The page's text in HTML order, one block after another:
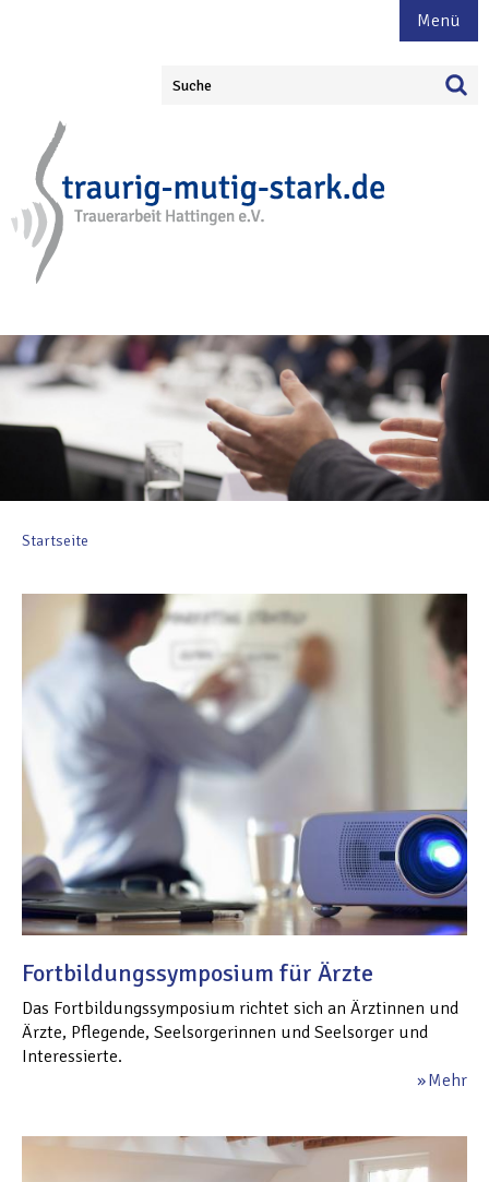
Menü
Suche
Startseite
Fortbildungssymposium für Ärzte
Das Fortbildungssymposium richtet sich an Ärztinnen und
Ärzte, Pflegende, Seelsorgerinnen und Seelsorger und
Interessierte.
Mehr